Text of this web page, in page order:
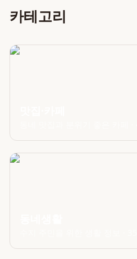
카테고리